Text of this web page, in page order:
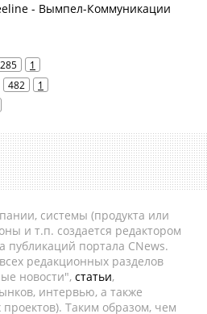
- Вымпел-Коммуникации
285 1
482 1
системы (продукта или
и т.п. создается редактором
публикаций портала CNews.
редакционных разделов
новости", статьи,
интервью, а также
Таким образом, чем